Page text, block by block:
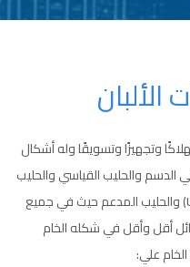
الألبان
وتجهيزًا وتسويقًا وله أشكال
الدسم والحليب القياسي والحليب
المعاد تربيته والحليب شديد الحرارة (UHT) والحليب المدعم حيث في جميع
أقل وأقل في شكله الخام
علي: